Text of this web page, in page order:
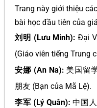
Trang này giới thiệu
bài học đầu tiên của
刘明 (Lưu Minh): Đại
(Giáo viên tiếng Trung
安娜 (An Na): 美国留
朋友 (Bạn của Mã Lệ).
李军 (Lý Quân): 中国